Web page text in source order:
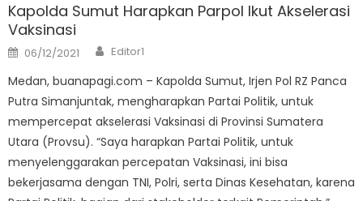
Kapolda Sumut Harapkan Parpol Ikut Akselerasi
Vaksinasi
Posted
on
06/12/2021 Author
Editor1
Medan, buanapagi.com – Kapolda Sumut, Irjen Pol RZ Panca
Putra Simanjuntak, mengharapkan Partai Politik, untuk
mempercepat akselerasi Vaksinasi di Provinsi Sumatera
Utara (Provsu). “Saya harapkan Partai Politik, untuk
menyelenggarakan percepatan Vaksinasi, ini bisa
bekerjasama dengan TNI, Polri, serta Dinas Kesehatan, karena